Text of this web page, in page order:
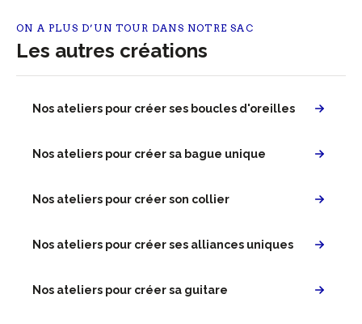
ON A PLUS D’UN TOUR DANS NOTRE SAC
Les autres créations
Nos ateliers pour créer ses boucles d'oreilles
Nos ateliers pour créer sa bague unique
Nos ateliers pour créer son collier
Nos ateliers pour créer ses alliances uniques
Nos ateliers pour créer sa guitare